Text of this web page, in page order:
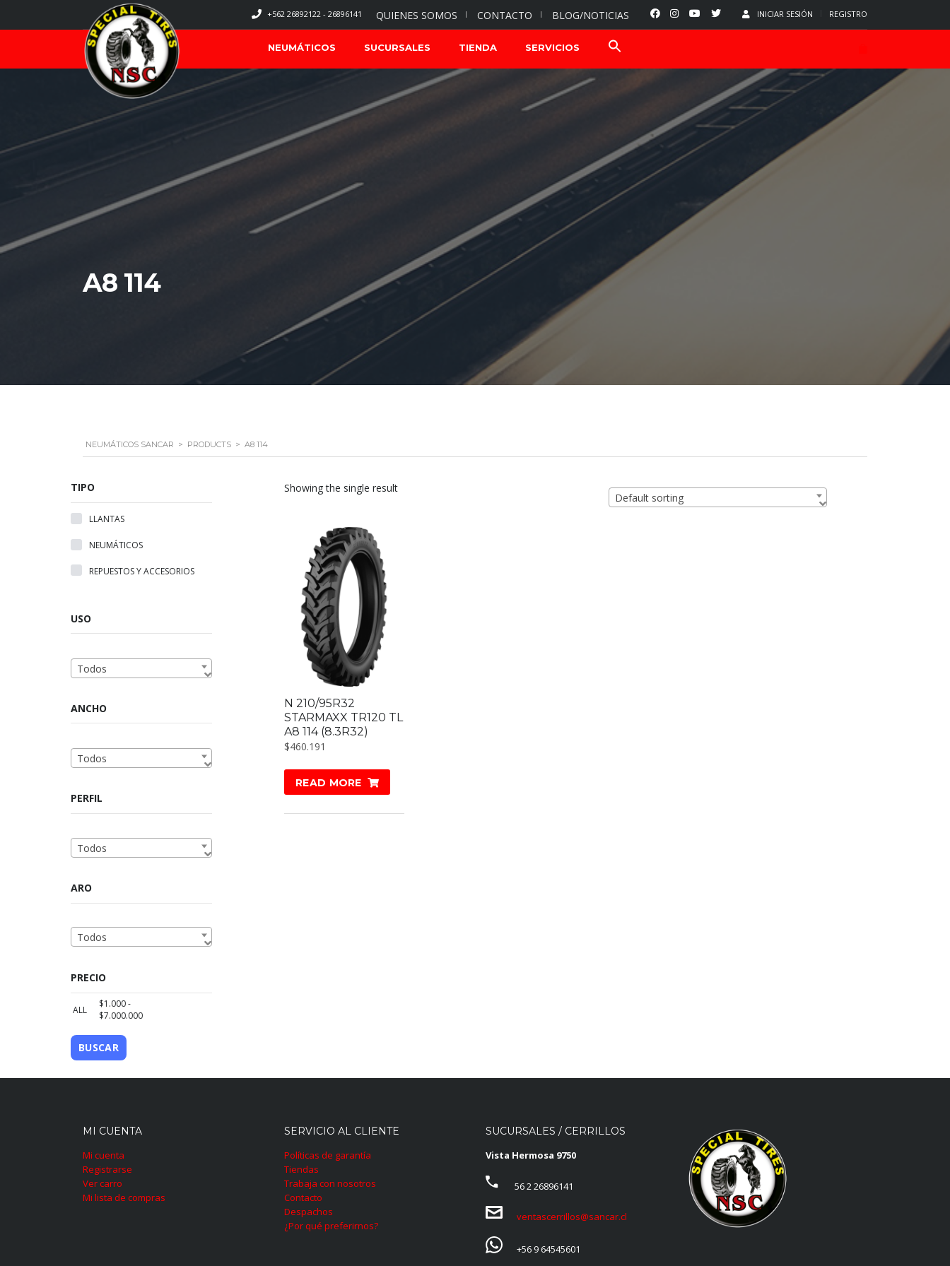
INICIAR SESIÓN REGISTRO
QUIENES SOMOS CONTACTO BLOG/NOTICIAS
+562 26892122 - 26896141
NEUMÁTICOS SUCURSALES TIENDA SERVICIOS
A8 114
NEUMÁTICOS SANCAR > PRODUCTS > A8 114
Showing the single result
Default sorting
N 210/95R32
STARMAXX TR120 TL
A8 114 (8.3R32)
$460.191
READ MORE
TIPO
LLANTAS
NEUMÁTICOS
REPUESTOS Y ACCESORIOS
USO
Todos
ANCHO
Todos
PERFIL
Todos
ARO
Todos
PRECIO
ALL $1.000-
$7.000.000
BUSCAR
MI CUENTA
Mi cuenta
Registrarse
Ver carro
Mi lista de compras
SERVICIO AL CLIENTE
Políticas de garantía
Tiendas
Trabaja con nosotros
Contacto
Despachos
¿Por qué preferirnos?
SUCURSALES / CERRILLOS
Vista Hermosa 9750
56 2 26896141
ventascerrillos@sancar.cl
+56 9 64545601